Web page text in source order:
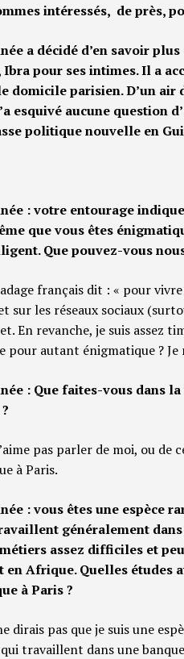
intéressés, de près,
a décidé d’en savoir
Ibra pour ses intimes. Il a
domicile parisien. D’un air
esquivé aucune question
politique nouvelle en
: votre entourage
que vous êtes
Que pouvez-vous
français dit : « pour
sur les réseaux sociaux
En revanche, je suis assez
pour autant énigmatique ?
: Que faites-vous dans
pas parler de moi, ou de
à Paris.
: vous êtes une espèce
généralement
assez difficiles et
en Afrique. Quelles études
à Paris ?
dirais pas que je suis une
travaillent dans une